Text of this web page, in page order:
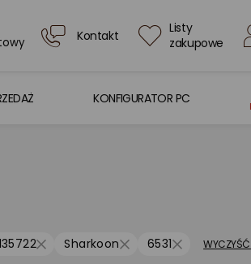
Kontakt
Listy
zakupowe
KONFIGURATOR PC
Sharkoon 6531 WYCZYŚĆ